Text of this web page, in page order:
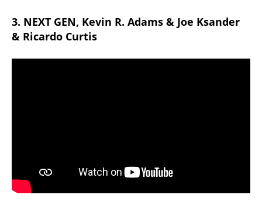
3. NEXT GEN, Kevin R. Adams & Joe Ksander
& Ricardo Curtis